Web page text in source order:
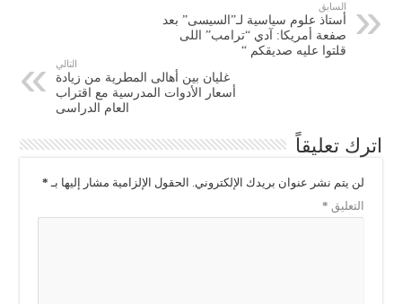
السابق
أستاذ علوم سياسية لـ”السيسى” بعد
صفعة أمريكا: آدي “ترامب” اللى
قلتوا عليه صديقكم “
التالي
غليان بين أهالى المطرية من زيادة
أسعار الأدوات المدرسية مع اقتراب
العام الدراسى
اترك تعليقاً
لن يتم نشر عنوان بريدك الإلكتروني. الحقول الإلزامية مشار إليها بـ *
التعليق *